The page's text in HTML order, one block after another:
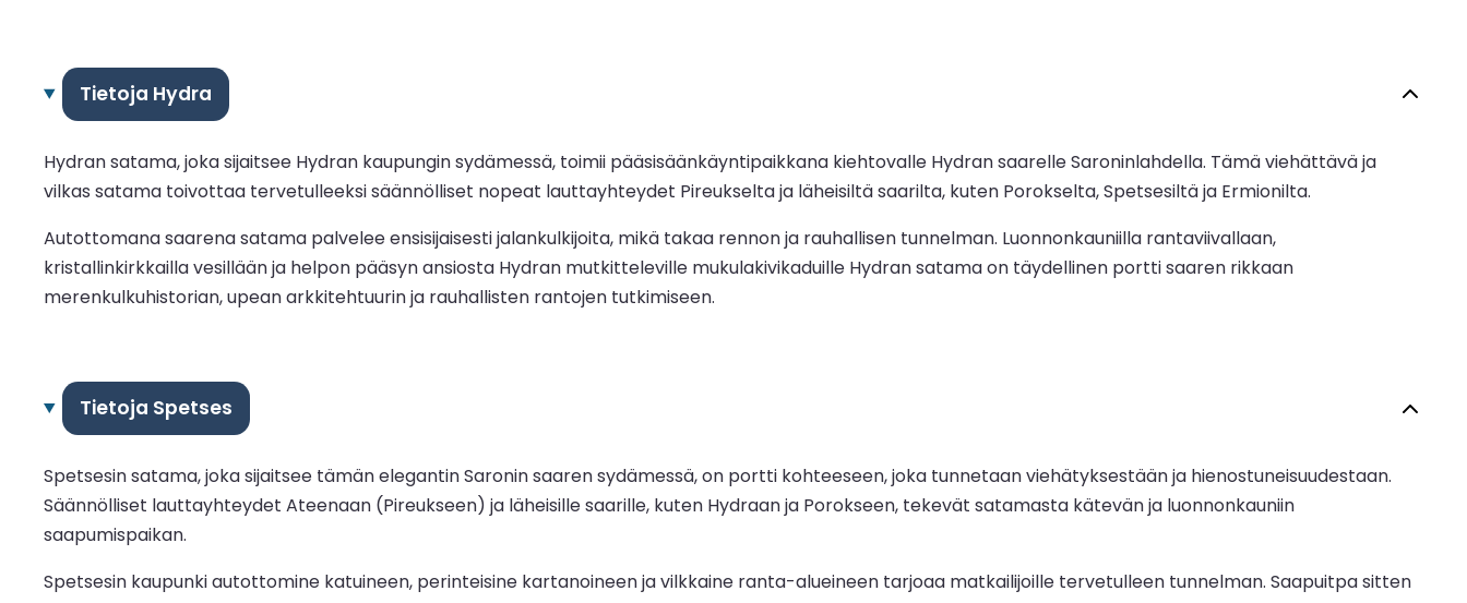
Tietoja Hydra
Hydran satama, joka sijaitsee Hydran kaupungin sydämessä, toimii pääsisäänkäyntipaikkana kiehtovalle Hydran saarelle Saroninlahdella. Tämä viehättävä ja
vilkas satama toivottaa tervetulleeksi säännölliset nopeat lauttayhteydet Pireukselta ja läheisiltä saarilta, kuten Porokselta, Spetsesiltä ja Ermionilta.
Autottomana saarena satama palvelee ensisijaisesti jalankulkijoita, mikä takaa rennon ja rauhallisen tunnelman. Luonnonkauniilla rantaviivallaan,
kristallinkirkkailla vesillään ja helpon pääsyn ansiosta Hydran mutkitteleville mukulakivikaduille Hydran satama on täydellinen portti saaren rikkaan
merenkulkuhistorian, upean arkkitehtuurin ja rauhallisten rantojen tutkimiseen.
Tietoja Spetses
Spetsesin satama, joka sijaitsee tämän elegantin Saronin saaren sydämessä, on portti kohteeseen, joka tunnetaan viehätyksestään ja hienostuneisuudestaan.
Säännölliset lauttayhteydet Ateenaan (Pireukseen) ja läheisille saarille, kuten Hydraan ja Porokseen, tekevät satamasta kätevän ja luonnonkauniin
saapumispaikan.
Spetsesin kaupunki autottomine katuineen, perinteisine kartanoineen ja vilkkaine ranta-alueineen tarjoaa matkailijoille tervetulleen tunnelman. Saapuitpa sitten